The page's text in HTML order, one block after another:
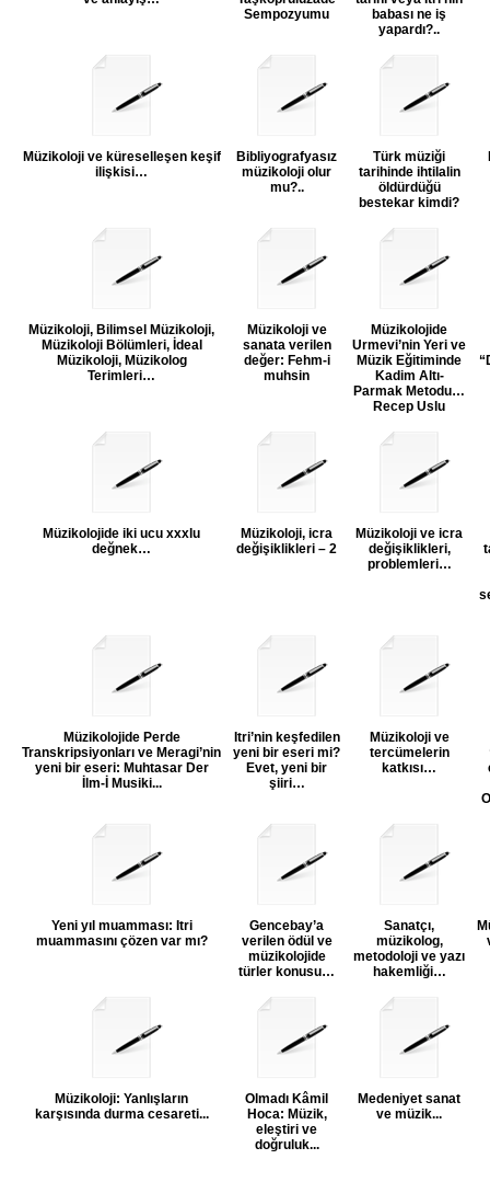
Sempozyumu
babası ne iş
yapardı?..
Müzikoloji ve küreselleşen keşif
ilişkisi…
Bibliyografyasız
müzikoloji olur
mu?..
Türk müziği
tarihinde ihtilalin
öldürdüğü
bestekar kimdi?
Müzikoloji, Bilimsel Müzikoloji,
Müzikoloji Bölümleri, İdeal
Müzikoloji, Müzikolog
Terimleri…
Müzikoloji ve
sanata verilen
değer: Fehm-i
muhsin
Müzikolojide
Urmevi’nin Yeri ve
Müzik Eğitiminde
Kadim Altı-
Parmak Metodu…
Recep Uslu
Müzikolojide iki ucu xxxlu
değnek…
Müzikoloji, icra
değişiklikleri – 2
Müzikoloji ve icra
değişiklikleri,
problemleri…
Müzikolojide Perde
Transkripsiyonları ve Meragi’nin
yeni bir eseri: Muhtasar Der
İlm-İ Musiki...
Itri’nin keşfedilen
yeni bir eseri mi?
Evet, yeni bir
şiiri…
Müzikoloji ve
tercümelerin
katkısı…
Yeni yıl muamması: Itri
muammasını çözen var mı?
Gencebay’a
verilen ödül ve
müzikolojide
türler konusu…
Sanatçı,
müzikolog,
metodoloji ve yazı
hakemliği…
Müzikoloji: Yanlışların
karşısında durma cesareti...
Olmadı Kâmil
Hoca: Müzik,
eleştiri ve
doğruluk...
Medeniyet sanat
ve müzik...